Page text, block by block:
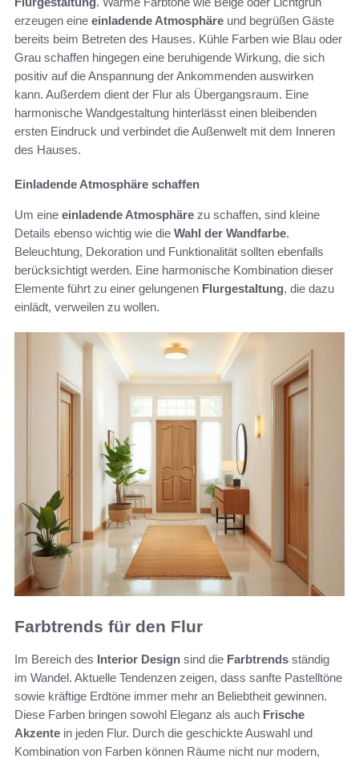
erzeugen eine einladende Atmosphäre und begrüßen Gäste
bereits beim Betreten des Hauses. Kühle Farben wie Blau oder
Grau schaffen hingegen eine beruhigende Wirkung, die sich
positiv auf die Anspannung der Ankommenden auswirken
kann. Außerdem dient der Flur als Übergangsraum. Eine
harmonische Wandgestaltung hinterlässt einen bleibenden
ersten Eindruck und verbindet die Außenwelt mit dem Inneren
des Hauses.
Einladende Atmosphäre schaffen
Um eine einladende Atmosphäre zu schaffen, sind kleine
Details ebenso wichtig wie die Wahl der Wandfarbe.
Beleuchtung, Dekoration und Funktionalität sollten ebenfalls
berücksichtigt werden. Eine harmonische Kombination dieser
Elemente führt zu einer gelungenen Flurgestaltung, die dazu
einlädt, verweilen zu wollen.
Farbtrends für den Flur
Im Bereich des Interior Design sind die Farbtrends ständig
im Wandel. Aktuelle Tendenzen zeigen, dass sanfte Pastelltöne
sowie kräftige Erdtöne immer mehr an Beliebtheit gewinnen.
Diese Farben bringen sowohl Eleganz als auch Frische
Akzente in jeden Flur. Durch die geschickte Auswahl und
Kombination von Farben können Räume nicht nur modern,